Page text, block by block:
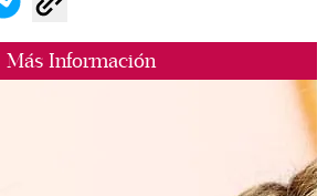
Más Información